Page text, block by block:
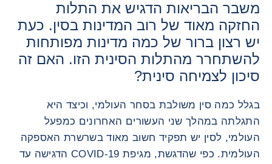
משבר הבריאות הדגיש את התלות
החזקה מאוד של רוב המדינות בסין. כעת
יש רצון ברור של כמה מדינות מפותחות
להשתחרר מהתלות הסינית הזו. האם זה
סיכון לצמיחה סינית?
בגלל כמה סין משולבת בסחר העולמי, וכיצד היא
התגלתה במהלך שני העשורים האחרונים כמפעל
העולמי, לסין יש תפקיד חשוב מאוד בשרשרת האספקה ​​
העולמית. כפי שהדגשת, מגיפת COVID-19 הדגישה עד